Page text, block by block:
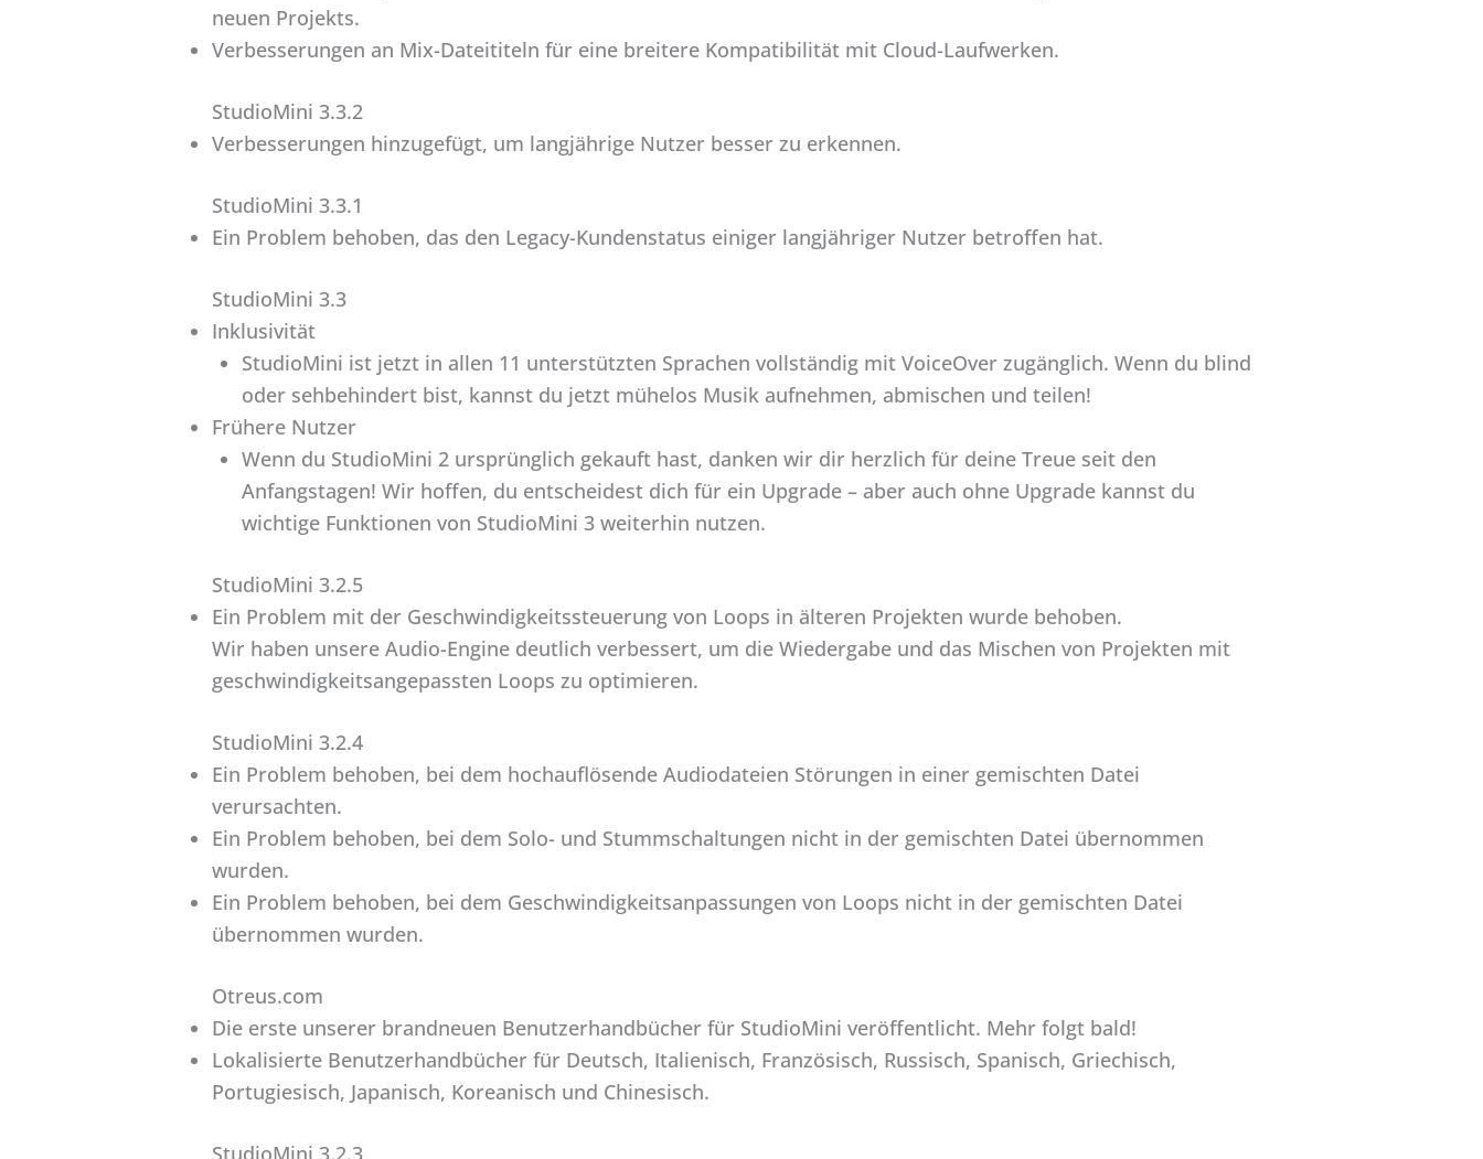
neuen Projekts.
Verbesserungen an Mix-Dateititeln für eine breitere Kompatibilität mit Cloud-Laufwerken.
StudioMini 3.3.2
Verbesserungen hinzugefügt, um langjährige Nutzer besser zu erkennen.
StudioMini 3.3.1
Ein Problem behoben, das den Legacy-Kundenstatus einiger langjähriger Nutzer betroffen hat.
StudioMini 3.3
Inklusivität
StudioMini ist jetzt in allen 11 unterstützten Sprachen vollständig mit VoiceOver zugänglich. Wenn du blind
oder sehbehindert bist, kannst du jetzt mühelos Musik aufnehmen, abmischen und teilen!
Frühere Nutzer
Wenn du StudioMini 2 ursprünglich gekauft hast, danken wir dir herzlich für deine Treue seit den
Anfangstagen! Wir hoffen, du entscheidest dich für ein Upgrade – aber auch ohne Upgrade kannst du
wichtige Funktionen von StudioMini 3 weiterhin nutzen.
StudioMini 3.2.5
Ein Problem mit der Geschwindigkeitssteuerung von Loops in älteren Projekten wurde behoben.
Wir haben unsere Audio-Engine deutlich verbessert, um die Wiedergabe und das Mischen von Projekten mit
geschwindigkeitsangepassten Loops zu optimieren.
StudioMini 3.2.4
Ein Problem behoben, bei dem hochauflösende Audiodateien Störungen in einer gemischten Datei
verursachten.
Ein Problem behoben, bei dem Solo- und Stummschaltungen nicht in der gemischten Datei übernommen
wurden.
Ein Problem behoben, bei dem Geschwindigkeitsanpassungen von Loops nicht in der gemischten Datei
übernommen wurden.
Otreus.com
Die erste unserer brandneuen Benutzerhandbücher für StudioMini veröffentlicht. Mehr folgt bald!
Lokalisierte Benutzerhandbücher für Deutsch, Italienisch, Französisch, Russisch, Spanisch, Griechisch,
Portugiesisch, Japanisch, Koreanisch und Chinesisch.
StudioMini 3.2.3